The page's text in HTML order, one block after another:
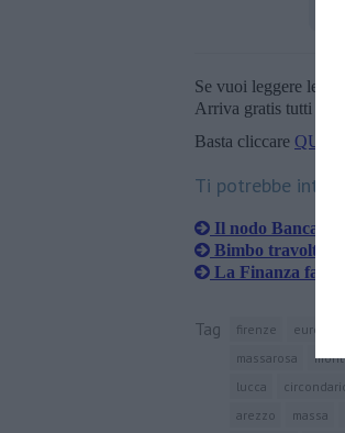
Se vuoi leggere le
Arriva gratis tutti i
Basta cliccare QUI
Ti potrebbe
Il nodo Banca
Bimbo travolto in
La Finanza fa
Tag firenze euro
massarosa
lucca
arezzo
massa